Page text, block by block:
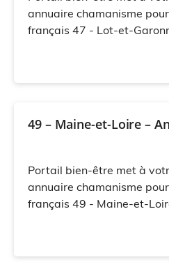
annuaire chamanisme
français 47 - Lot-et-
49 – Maine-et-Loire –
Portail bien-être met à
annuaire chamanisme
français 49 - Maine-et-